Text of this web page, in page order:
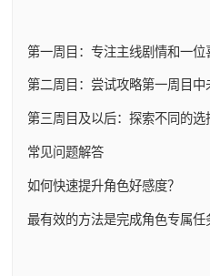
第一周目：专注主线剧情和一位
第二周目：尝试攻略第一周目中
第三周目及以后：探索不同的
常见问题解答
如何快速提升角色好感度？
最有效的方法是完成角色专属